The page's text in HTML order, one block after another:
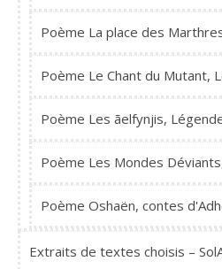
Poème La place des
Poème Le Chant du Mutant,
Poème Les ãelfynjis,
Poème Les Mondes
Poème Oshaën, contes
Extraits de textes choisis –